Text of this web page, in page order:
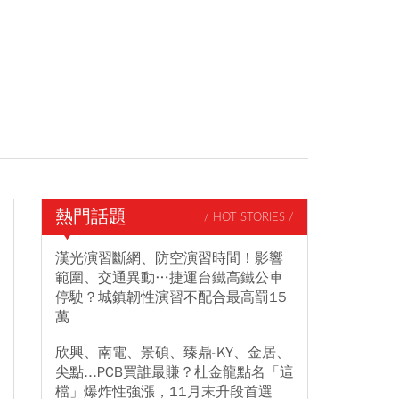
熱門話題 / HOT STORIES /
漢光演習斷網、防空演習時間！影響
範圍、交通異動…捷運台鐵高鐵公車
停駛？城鎮韌性演習不配合最高罰15
萬
欣興、南電、景碩、臻鼎-KY、金居、
尖點...PCB買誰最賺？杜金龍點名「這
檔」爆炸性強漲，11月末升段首選